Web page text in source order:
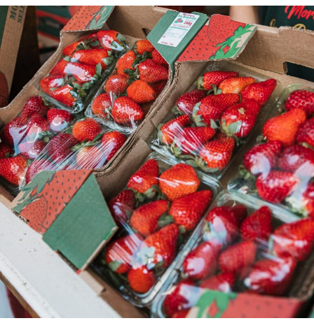
solenidade de inauguração. Mas, não, as aulas
simplesmente iniciaram graças ao esforço da
administração municipal, dos professores, dos
servidores, do CPM e, também, dos alunos.
Em sua fala, a professora e diretora Marli Schneider
falava com regência cardíaca. Antes de mais nada
rendeu gratidão a todos que se comprometeram com a
escola. Homenageou alunos e professores. Agradeceu a
toda sua equipe e ao CPM. Parabenizou a administração
municipal. Conteve as lágrimas, mas a torrente de
sentimento haveria surgir do seu rosto quando,
momentos depois, faria o descerro de placa que marcava
o início das aulas de fato.
O presidente da câmara, João Augusto Rodrigues da
Silva, que falou depois da bênção do padre Eduardo
Botega, citou as palavras de outro sacerdote (Rogério
Schlindwein), alegando que uma gestão municipal não